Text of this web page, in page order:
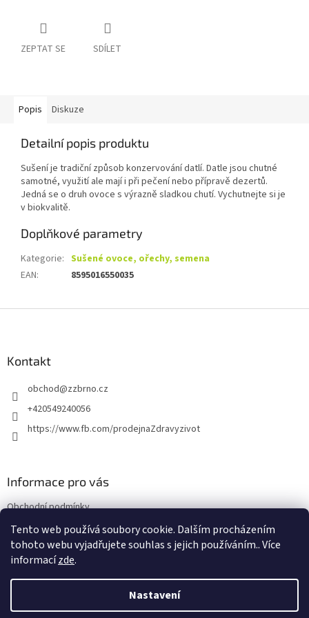
Tento web používá soubory cookie. Dalším procházením
tohoto webu vyjadřujete souhlas s jejich používáním.. Více
informacízde.
Nastavení
ZEPTAT SE SDÍLET
Popis Diskuze
Detailní popis produktu
Sušení je tradiční způsob konzervování datlí. Datle jsou chutné
samotné, využití ale mají i při pečení nebo přípravě dezertů.
Jedná se o druh ovoce s výrazně sladkou chutí. Vychutnejte si je
v biokvalitě.
Doplňkové parametry
Kategorie: Sušené ovoce, ořechy, semena
EAN: 8595016550035
Kontakt
obchod@zzbrno.cz
+420549240056
https://www.fb.com/prodejnaZdravyzivot
Informace pro vás
Obchodní podmínky
Podmínky ochrany osobních údajů